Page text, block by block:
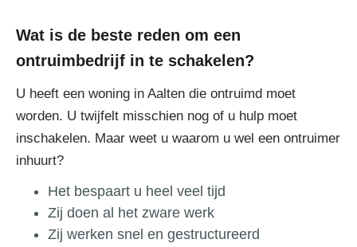
Wat is de beste reden om een
ontruimbedrijf in te schakelen?
U heeft een woning in Aalten die ontruimd moet
worden. U twijfelt misschien nog of u hulp moet
inschakelen. Maar weet u waarom u wel een ontruimer
inhuurt?
Het bespaart u heel veel tijd
Zij doen al het zware werk
Zij werken snel en gestructureerd